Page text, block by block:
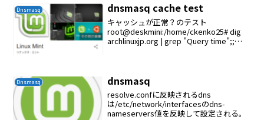
Dnsmasq dnsmasq cache test
キャッシュが正常？のテスト
root@deskmini:/home/ckenko25# dig
archlinuxjp.org | grep "Query time";;
Dnsmasq dnsmasq
resolve.confに反映されるdns
は/etc/network/interfacesのdns-
nameservers値を反映して設定される。